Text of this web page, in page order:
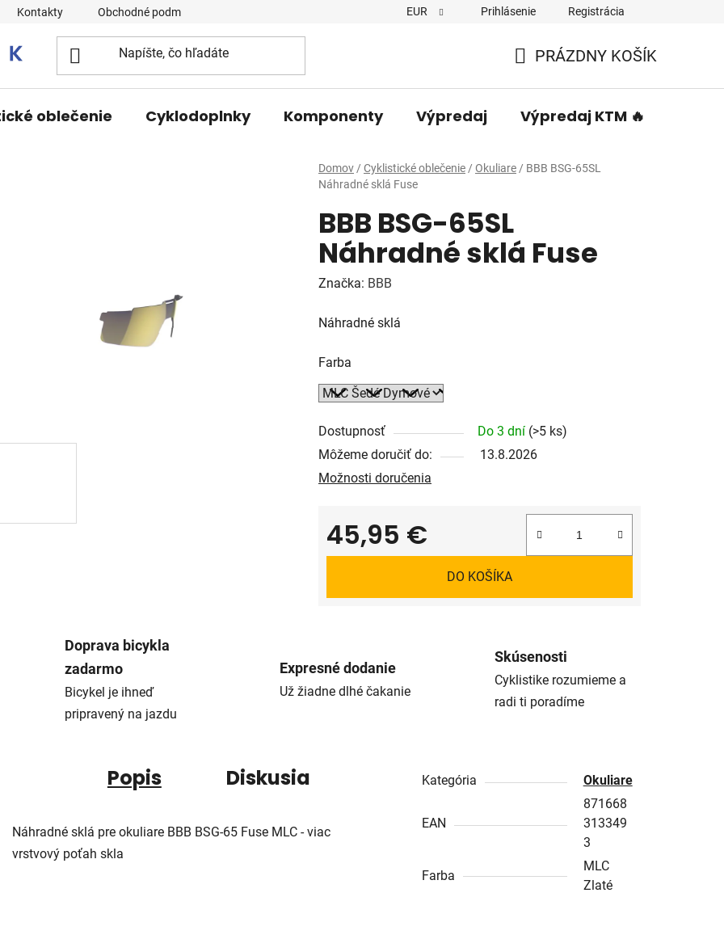
Kontakty Obchodné podmienky EUR Prihlásenie Registrácia
KOŠÍK
PRÁZDNY KOŠÍK
oblečenie Cyklodoplnky Komponenty Výpredaj Výpredaj KTM 🔥
Domov / Cyklistické oblečenie / Okuliare / BBB BSG-65SL
Náhradné sklá Fuse
BBB BSG-65SL
Náhradné sklá Fuse
Značka: BBB
Náhradné sklá
Farba
Dostupnosť Do 3 dní (>5 ks)
Môžeme doručiť do:
13.8.2026
Možnosti doručenia
45,95 €
Jednotková cena:
DO KOŠÍKA
Doprava bicykla
zadarmo
Bicykel je ihneď
pripravený na jazdu
Expresné dodanie
Už žiadne dlhé čakanie
Skúsenosti
Cyklistike rozumieme a
radi ti poradíme
Popis Diskusia
Náhradné sklá pre okuliare BBB BSG-65 Fuse MLC - viac
vrstvový poťah skla
Kategória Okuliare
EAN
871668
313349
3
Farba
MLC
Zlaté